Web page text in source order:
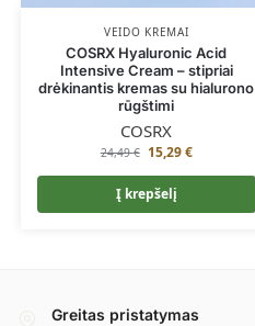
VEIDO KREMAI
COSRX Hyaluronic Acid
Intensive Cream – stipriai
drėkinantis kremas su hialurono
rūgštimi
COSRX
24,49€ 15,29€
Į krepšelį
Greitas pristatymas